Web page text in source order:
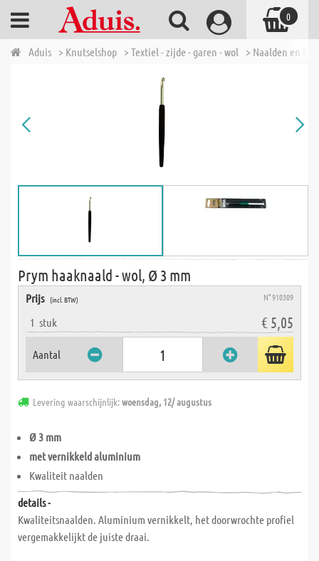
Aduis > Knutselshop > Textiel - zijde - garen - wol > Naalden en
Prym haaknaald - wol, Ø 3 mm
Prijs (incl. BTW) N° 910309
1 stuk € 5,05
Aantal
Levering waarschijnlijk:woensdag, 12/ augustus
Ø 3 mm
met vernikkeld aluminium
Kwaliteit naalden
details -
Kwaliteitsnaalden. Aluminium vernikkelt, het doorwrochte profiel
vergemakkelijkt de juiste draai.
0